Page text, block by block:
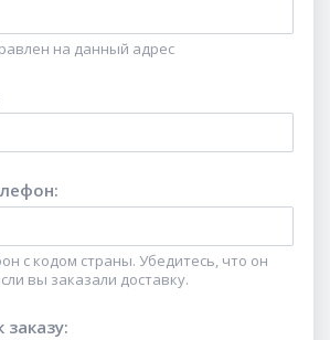
на данный адрес
:
с кодом страны. Убедитесь, что он
вы заказали доставку.
: